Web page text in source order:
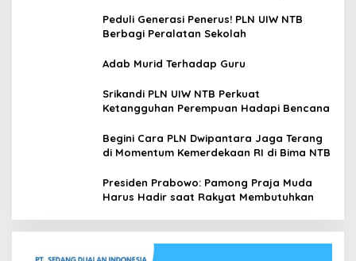
Peduli Generasi Penerus! PLN UIW NTB
Berbagi Peralatan Sekolah
Adab Murid Terhadap Guru
Srikandi PLN UIW NTB Perkuat
Ketangguhan Perempuan Hadapi Bencana
Begini Cara PLN Dwipantara Jaga Terang
di Momentum Kemerdekaan RI di Bima NTB
Presiden Prabowo: Pamong Praja Muda
Harus Hadir saat Rakyat Membutuhkan